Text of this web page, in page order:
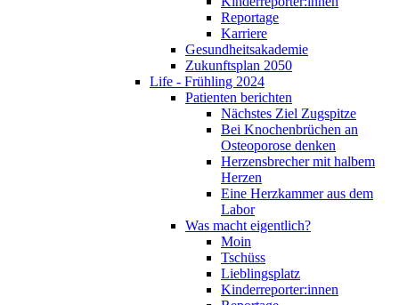
Reportage
Karriere
Gesundheitsakademie
Zukunftsplan 2050
Life - Frühling 2024
Patienten berichten
Nächstes Ziel Zugspitze
Bei Knochenbrüchen an
Osteoporose denken
Herzensbrecher mit halbem
Herzen
Eine Herzkammer aus dem
Labor
Was macht eigentlich?
Moin
Tschüss
Lieblingsplatz
Kinderreporter:innen